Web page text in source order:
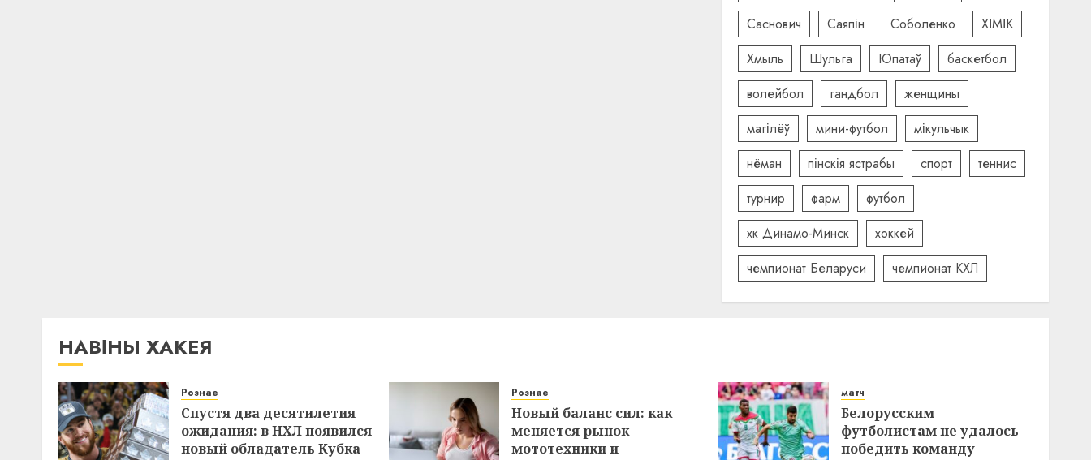
Саснович
Саяпін Соболенко
ХІМІК
Хмыль
Шульга Юпатаў
баскетбол
волейбол
гандбол
женщины
магілёў
мини-футбол
мікульчык
нёман
пінскія ястрабы спорт
теннис
турнир
фарм
футбол
хк Динамо-Минск
хоккей
чемпионат Беларуси
чемпионат КХЛ
НАВІНЫ ХАКЕЯ
Рознае
Спустя два десятилетия
ожидания: в НХЛ появился
новый обладатель Кубка
Рознае
Новый баланс сил: как
меняется рынок
мототехники и
матч
Белорусским
футболистам не удалось
победить команду